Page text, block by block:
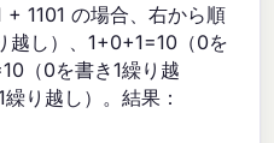
+ 1101 の場合、右から順
越し）、1+0+1=10（0を
（0を書き1繰り越
り越し）。結果：